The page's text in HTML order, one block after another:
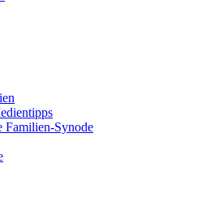
Familien-Synode